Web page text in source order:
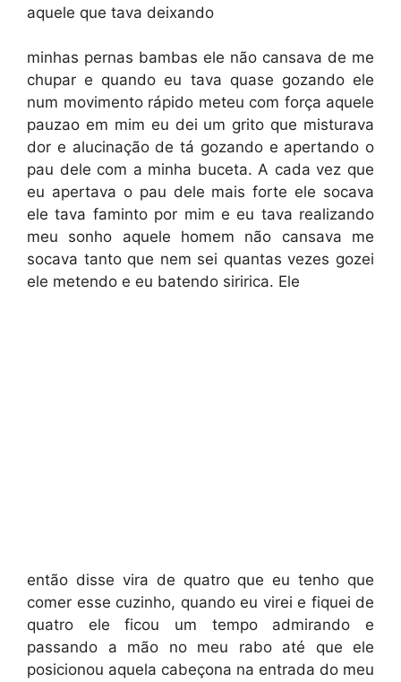
aquele que tava deixando
minhas pernas bambas ele não cansava de me
chupar e quando eu tava quase gozando ele
num movimento rápido meteu com força aquele
pauzao em mim eu dei um grito que misturava
dor e alucinação de tá gozando e apertando o
pau dele com a minha buceta. A cada vez que
eu apertava o pau dele mais forte ele socava
ele tava faminto por mim e eu tava realizando
meu sonho aquele homem não cansava me
socava tanto que nem sei quantas vezes gozei
ele metendo e eu batendo siririca. Ele
então disse vira de quatro que eu tenho que
comer esse cuzinho, quando eu virei e fiquei de
quatro ele ficou um tempo admirando e
passando a mão no meu rabo até que ele
posicionou aquela cabeçona na entrada do meu